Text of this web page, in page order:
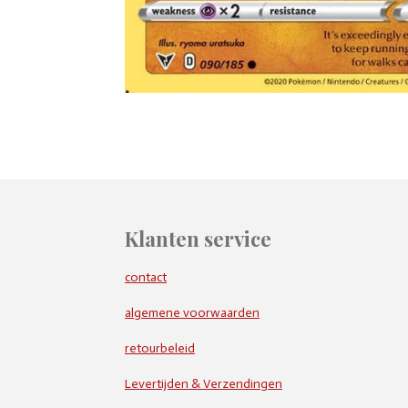
Klanten service
contact
algemene voorwaarden
retourbeleid
Levertijden & Verzendingen